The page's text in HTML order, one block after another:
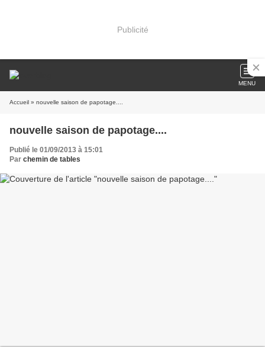
Publicité
MENU
Accueil » nouvelle saison de papotage....
nouvelle saison de papotage....
Publié le 01/09/2013 à 15:01
Par chemin de tables